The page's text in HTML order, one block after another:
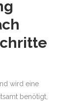
wird eine
benötigt,